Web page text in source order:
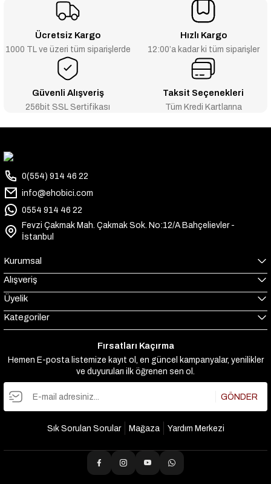
Ücretsiz Kargo
1000 TL ve üzeri tüm siparişlerde
Hızlı Kargo
12:00’a kadar ki tüm siparişler
Güvenli Alışveriş
256bit SSL Sertifikası
Taksit Seçenekleri
Tüm Kredi Kartlarına
0(554) 914 46 22
info@ehobici.com
0554 914 46 22
Fevzi Çakmak Mah. Çakmak Sok. No:12/A Bahçelievler -
İstanbul
Kurumsal
Alışveriş
Üyelik
Kategoriler
Fırsatları Kaçırma
Hemen E-posta listemize kayıt ol, en güncel kampanyalar, yenilikler
ve duyuruları ilk öğrenen sen ol.
GÖNDER
Sık Sorulan Sorular Mağaza Yardım Merkezi